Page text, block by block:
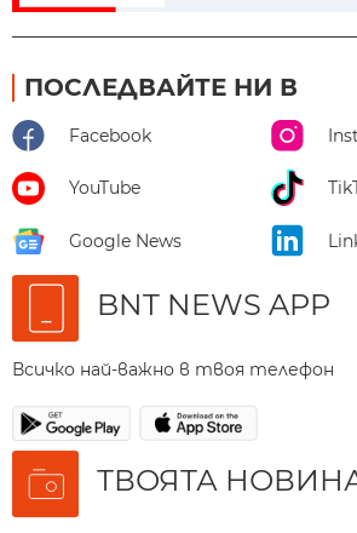
ПОСЛЕДВАЙТЕ НИ В
Facebook
YouTube
Google News
BNT NEWS APP
Всичко най-важно в твоя телефон
ТВОЯТА